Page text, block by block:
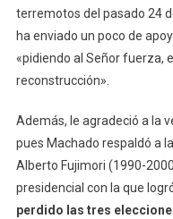
terremotos del pasado 24
ha enviado un poco de
«pidiendo al Señor fuerza,
reconstrucción».
Además, le agradeció a la
pues Machado respaldó a
Alberto Fujimori (1990-
presidencial con la que
perdido las tres